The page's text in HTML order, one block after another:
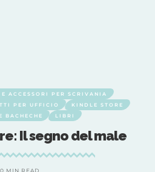
ARCHIVIO UFFICIO
ACCESSORI PER SCRIVANIA
PER UFFICIO
KINDLE STORE
Un incontro inatteso.